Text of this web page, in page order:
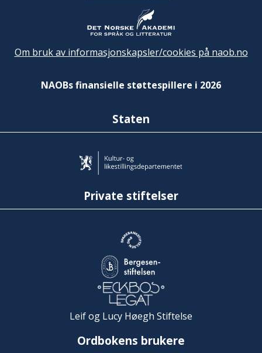
Om bruk av informasjonskapsler/cookies på naob.no
NAOBs finansielle støttespillere i 2026
Staten
Private stiftelser
Leif og Lucy Høegh Stiftelse
Ordbokens brukere